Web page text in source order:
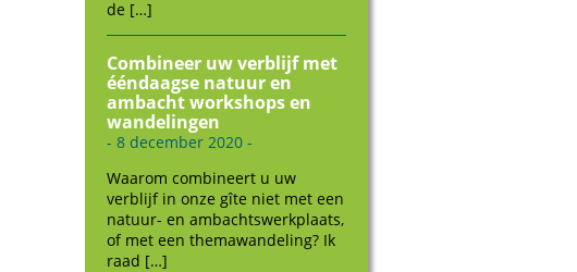
de […]
Combineer uw verblijf met
ééndaagse natuur en
ambacht workshops en
wandelingen
- 8 december 2020 -
Waarom combineert u uw
verblijf in onze gîte niet met een
natuur- en ambachtswerkplaats,
of met een themawandeling? Ik
raad […]